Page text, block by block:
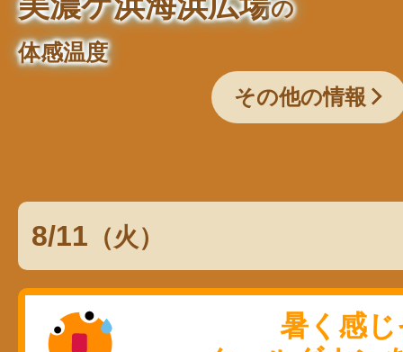
の
体感温度
その他の情報
8/11 （火）